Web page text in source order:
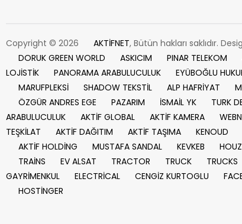
Copyright © 2026 AKTİFNET, Bütün hakları saklıdır.
DORUK GREEN WORLD
ASKICIM PINAR TELEKOM
LOJİSTİK
PANORAMA ARABULUCULUK EYÜBOĞLU
MARUFPLEKSİ
SHADOW TEKSTİL ALP HAFRİYAT
ÖZGÜR ANDRES EGE
PAZARIM İSMAİL YK TURK
ARABULUCULUK
AKTİF GLOBAL AKTİF KAMERA
TEŞKİLAT
AKTİF DAĞITIM AKTİF TAŞIMA KENOUD
AKTİF HOLDİNG
MUSTAFA SANDAL KEVKEB
TRAİNS
EV ALSAT TRACTOR TRUCK TRUCKS
GAYRİMENKUL
ELECTRİCAL CENGİZ KURTOGLU
HOSTİNGER